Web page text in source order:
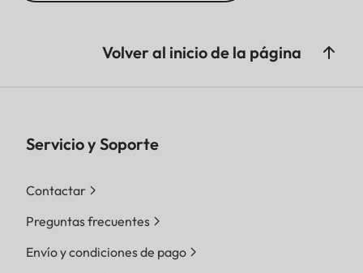
Volver al inicio de la página
Servicio y Soporte
Contactar
Preguntas frecuentes
Envío y condiciones de pago